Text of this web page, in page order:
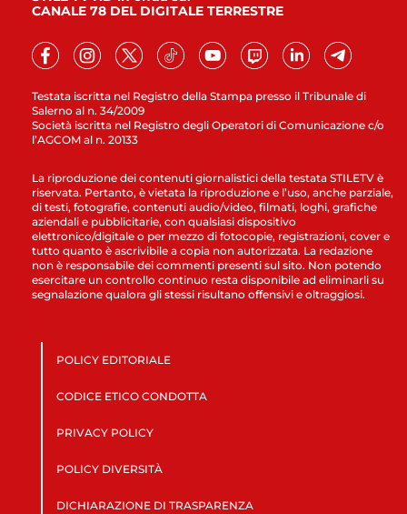
Testata iscritta nel Registro della Stampa presso il Tribunale di
Salerno al n. 34/2009
Società iscritta nel Registro degli Operatori di Comunicazione c/o
l’AGCOM al n. 20133
CANALE 78 DEL DIGITALE TERRESTRE
La riproduzione dei contenuti giornalistici della testata STILETV è
riservata. Pertanto, è vietata la riproduzione e l’uso, anche parziale,
di testi, fotografie, contenuti audio/video, filmati, loghi, grafiche
aziendali e pubblicitarie, con qualsiasi dispositivo
elettronico/digitale o per mezzo di fotocopie, registrazioni, cover e
tutto quanto è ascrivibile a copia non autorizzata. La redazione
non è responsabile dei commenti presenti sul sito. Non potendo
esercitare un controllo continuo resta disponibile ad eliminarli su
segnalazione qualora gli stessi risultano offensivi e oltraggiosi.
POLICY EDITORIALE
CODICE ETICO CONDOTTA
PRIVACY POLICY
POLICY DIVERSITÀ
DICHIARAZIONE DI TRASPARENZA